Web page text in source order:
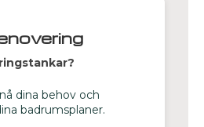
dina behov och
badrumsplaner.